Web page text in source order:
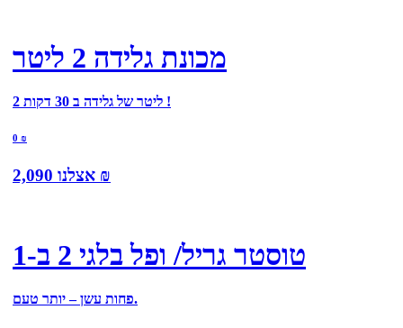
מכונת גלידה 2 ליטר
2 ליטר של גלידה ב 30 דקות !
0 ₪
אצלנו 2,090 ₪
טוסטר גריל/ ופל בלגי 2 ב-1
פחות עשן – יותר טעם.